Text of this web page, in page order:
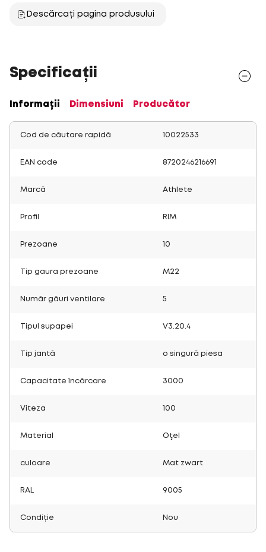
Descărcați pagina produsului
Specificații
Informații Dimensiuni Producător
Cod de căutare rapidă 10022533
EAN code 8720246216691
Marcă Athlete
Profil RIM
Prezoane 10
Tip gaura prezoane M22
Număr găuri ventilare 5
Tipul supapei V3.20.4
Tip jantă o singură piesa
Capacitate încărcare 3000
Viteza 100
Material Oţel
culoare Mat zwart
RAL 9005
Condiție Nou